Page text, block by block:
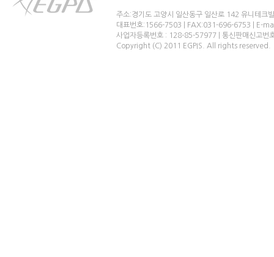
주소:경기도 고양시 일산동구 일산로 142 유니테크
대표번호:1566-7503 | FAX:031-696-6753 | E-
사업자등록번호 : 128-85-57977 | 통신판매신고번
Copyright (C) 2011 EGPIS. All rights reserved.